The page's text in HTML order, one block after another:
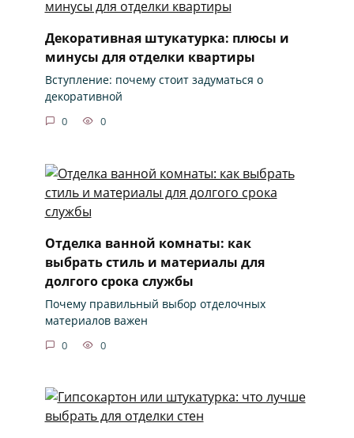
Декоративная штукатурка: плюсы и
минусы для отделки квартиры
Вступление: почему стоит задуматься о
декоративной
0 0
Отделка ванной комнаты: как
выбрать стиль и материалы для
долгого срока службы
Почему правильный выбор отделочных
материалов важен
0 0